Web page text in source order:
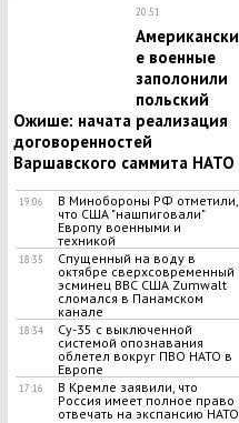
20:51
Американски
е военные
заполонили
польский
Ожише: начата реализация
договоренностей
Варшавского саммита НАТО
19:06
В Минобороны РФ отметили,
что США "нашпиговали"
Европу военными и
техникой
18:35
Спущенный на воду в
октябре сверхсовременный
эсминец ВВС США Zumwalt
сломался в Панамском
канале
18:34
Су-35 с выключенной
системой опознавания
облетел вокруг ПВО НАТО в
Европе
17:16
В Кремле заявили, что
Россия имеет полное право
отвечать на экспансию НАТО